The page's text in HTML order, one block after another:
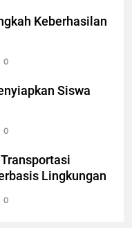
Keberhasilan
0
Siswa
0
Lingkungan
0